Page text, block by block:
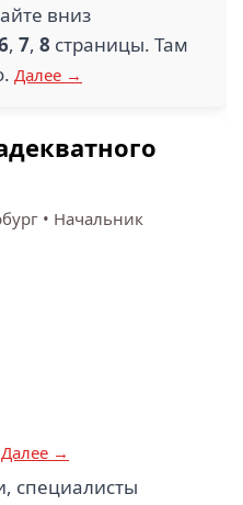
вниз
, 7, 8 страницы. Там
Далее →
• Начальник
Далее →
специалисты